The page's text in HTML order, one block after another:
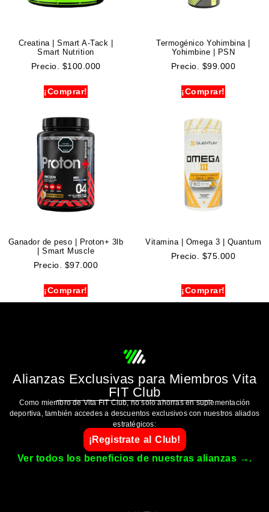
Creatina | Smart A-Tack |
Smart Nutrition
Precio. $100.000
¡Comprar!
Termogénico Yohimbina |
Yohimbine | PSN
Precio. $99.000
¡Comprar!
Ganador de peso | Proton+ 3lb
| Smart Muscle
Precio. $97.000
¡Comprar!
Vitamina | Omega 3 | Quantum
Precio. $75.000
¡Comprar!
Alianzas Exclusivas para Miembros Vita
FIT Club
Como miembro de Vita FIT Club, no solo ahorras en suplementación
deportiva, también accedes a descuentos exclusivos con nuestros aliados
estratégicos:
¡Registrate al Club!
Ver todos los beneficios de nuestras alianzas →.